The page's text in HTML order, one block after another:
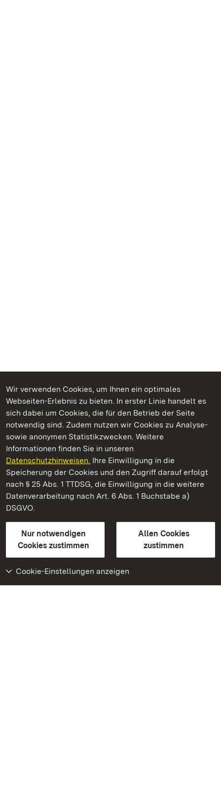
Wir verwenden Cookies, um Ihnen ein optimales
Webseiten-Erlebnis zu bieten. In erster Linie handelt es
sich dabei um Cookies, die für den Betrieb der Seite
notwendig sind. Zudem nutzen wir Cookies zu Analyse-
sowie anonymen Statistikzwecken. Weitere
Informationen finden Sie in unseren
Datenschutzhinweisen. Ihre Einwilligung in die
Speicherung der Cookies und den Zugriff darauf erfolgt
nach § 25 Abs. 1 TTDSG, die Einwilligung in die weitere
Datenverarbeitung nach Art. 6 Abs. 1 Buchstabe a)
DSGVO.
Nur notwendigen
Cookies zustimmen
Allen Cookies
zustimmen
Cookie-Einstellungen anzeigen
Kommen. Staunen. Genießen.
Staatliche Schlösser und Gärten Baden‑Württemberg
Staatliche Schlösser und Gärten Baden-Württemberg
Kontakt
GebärdenspracheLeichte Sprache
Erklärung zur Barrierefreiheit
BITV-konform (geprüfte Seiten)
Weiteres